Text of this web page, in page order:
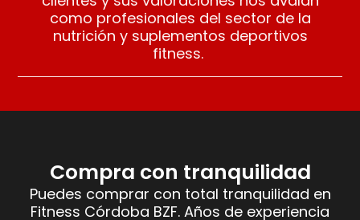
como profesionales del sector de la
nutrición y suplementos deportivos
fitness.
Compra con tranquilidad
Puedes comprar con total tranquilidad en
Fitness Córdoba BZF. Años de experiencia